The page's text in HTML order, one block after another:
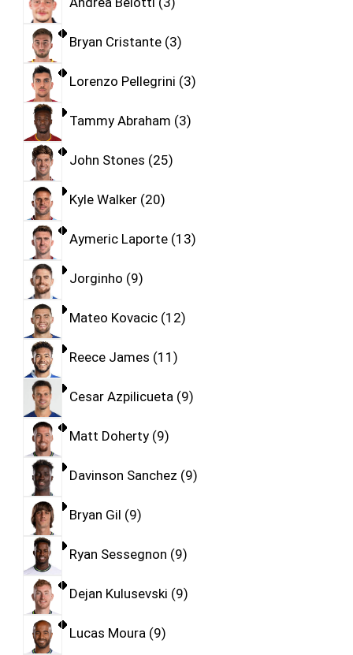
Bryan Cristante 3
Lorenzo Pellegrini 3
Tammy Abraham 3
John Stones 25
Kyle Walker 20
Aymeric Laporte 13
Jorginho 9
Mateo Kovacic 12
Reece James 11
Cesar Azpilicueta 9
Matt Doherty 9
Davinson Sanchez 9
Bryan Gil 9
Ryan Sessegnon 9
Dejan Kulusevski 9
Lucas Moura 9